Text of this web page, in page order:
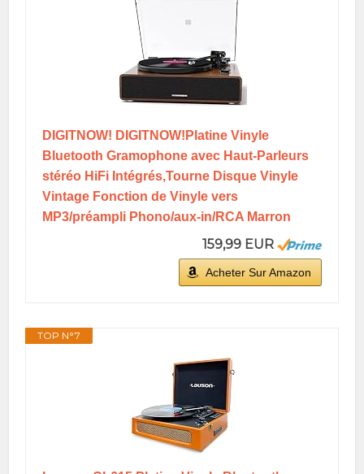
DIGITNOW! DIGITNOW!Platine Vinyle
Bluetooth Gramophone avec Haut-Parleurs
stéréo HiFi Intégrés,Tourne Disque Vinyle
Vintage Fonction de Vinyle vers
MP3/préampli Phono/aux-in/RCA Marron
159,99 EUR
Acheter Sur Amazon
TOP N°7